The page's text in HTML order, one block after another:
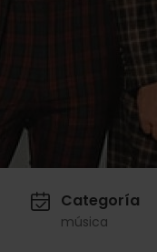
Categoría
música